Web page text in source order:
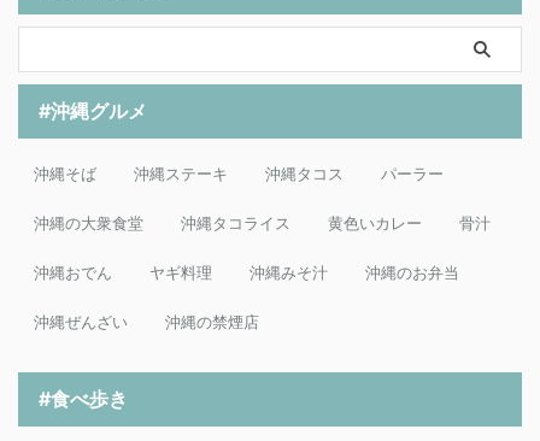
#沖縄グルメ
沖縄そば 沖縄ステーキ 沖縄タコス パーラー
沖縄の大衆食堂 沖縄タコライス 黄色いカレー 骨汁
沖縄おでん ヤギ料理 沖縄みそ汁 沖縄のお弁当
沖縄ぜんざい 沖縄の禁煙店
#食べ歩き